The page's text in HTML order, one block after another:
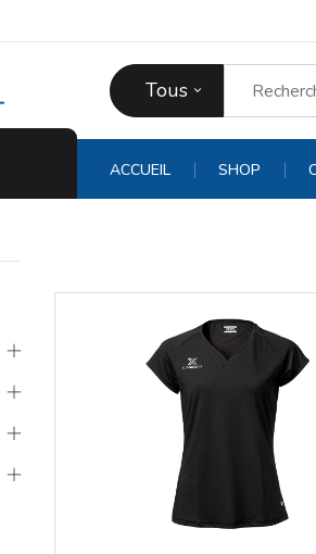
Tous
ACCUEIL SHOP